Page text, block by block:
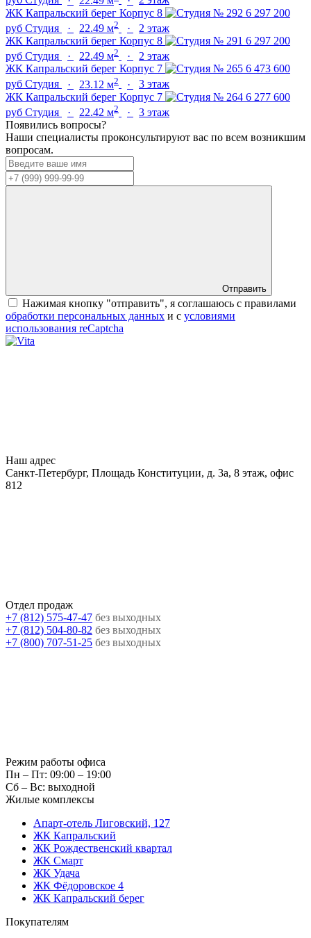
ЖК Капральский берег Корпус 8
6 297 200
руб Студия · 22.49 м2 ·
2 этаж
ЖК Капральский берег Корпус 8
6 297 200
руб Студия · 22.49 м2 ·
2 этаж
ЖК Капральский берег Корпус 7
6 473 600
руб Студия · 23.12 м2 ·
3 этаж
ЖК Капральский берег Корпус 7
6 277 600
руб Студия · 22.42 м2 ·
3 этаж
Появились вопросы?
Наши специалисты проконсультируют вас по всем возникшим
вопросам.
Отправить
Нажимая кнопку "отправить", я соглашаюсь с правилами
обработки персональных данных и с условиями
использования reCaptcha
Наш адрес
Санкт-Петербург, Площадь Конституции, д. 3а, 8 этаж, офис
812
Отдел продаж
+7 (812) 575-47-47 без выходных
+7 (812) 504-80-82 без выходных
+7 (800) 707-51-25 без выходных
Режим работы офиса
Пн – Пт: 09:00 – 19:00
Сб – Вс: выходной
Жилые комплексы
Апарт-отель Лиговский, 127
ЖК Капральский
ЖК Рождественский квартал
ЖК Смарт
ЖК Удача
ЖК Фёдоровское 4
ЖК Капральский берег
Покупателям